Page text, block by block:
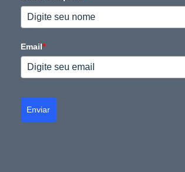
Email*
Enviar